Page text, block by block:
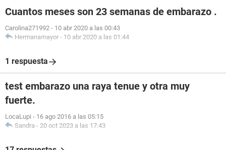
Cuantos meses son 23 semanas de embarazo .
Carolina271992 - 10 abr 2020 a las 00:43
Hermanamayor - 10 abr 2020 a las 01:44
1 respuesta
test embarazo una raya tenue y otra muy
fuerte.
LocaLupi - 16 ago 2016 a las 05:15
Sandra - 20 oct 2023 a las 17:43